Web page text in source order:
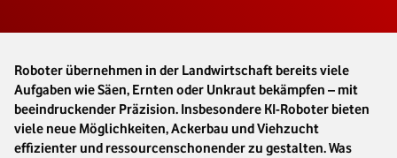
Roboter übernehmen in der Landwirtschaft bereits viele
Aufgaben wie Säen, Ernten oder Unkraut bekämpfen – mit
beeindruckender Präzision. Insbesondere KI-Roboter bieten
viele neue Möglichkeiten, Ackerbau und Viehzucht
effizienter und ressourcenschonender zu gestalten. Was